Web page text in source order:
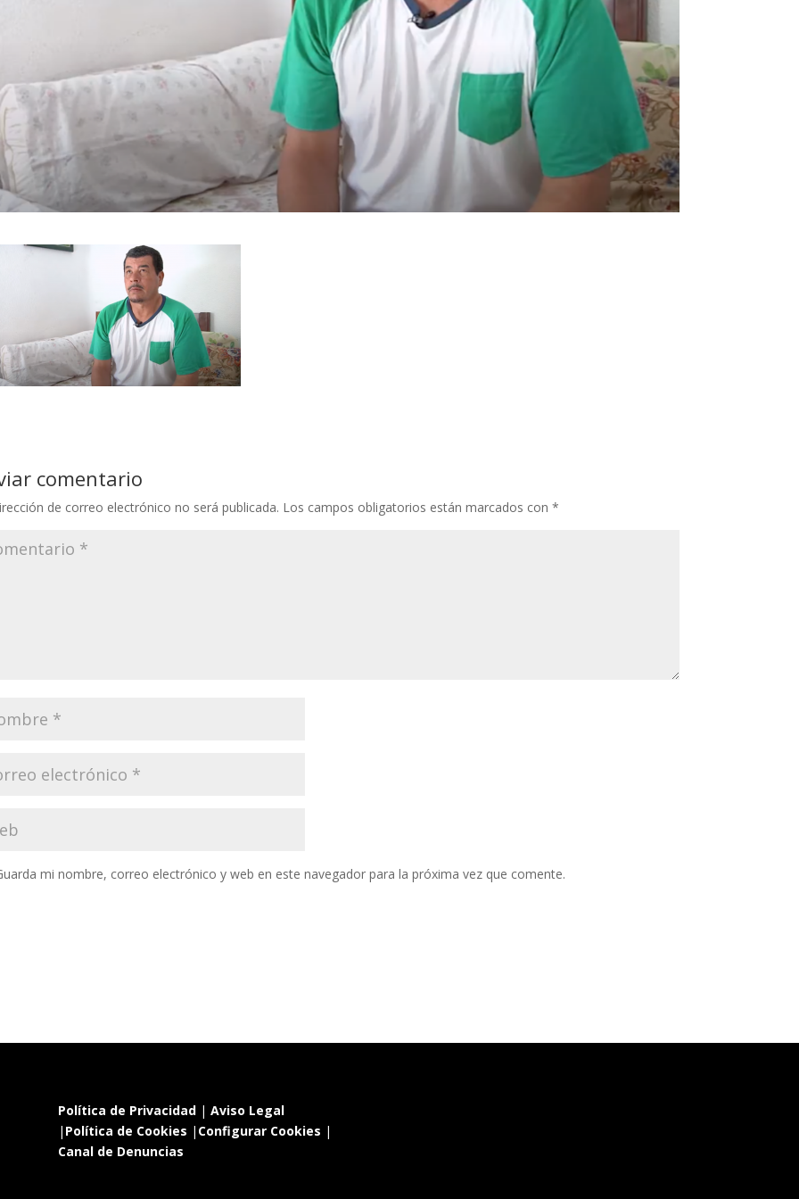
comentario
de correo electrónico no será publicada. Los campos obligatorios están marcados con *
mi nombre, correo electrónico y web en este navegador para la próxima vez que comente.
Política de Privacidad| Aviso Legal
| Política de Cookies | Configurar Cookies |
Canal de Denuncias